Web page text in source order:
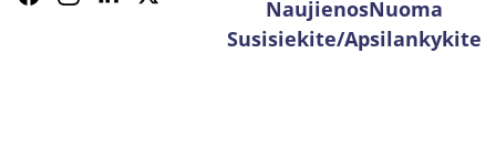
NaujienosNuoma
Susisiekite/Apsilankykite